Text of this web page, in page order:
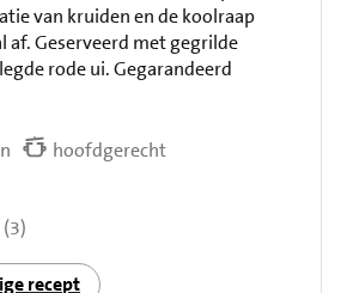
van kruiden en de koolraap
af. Geserveerd met gegrilde
rode ui. Gegarandeerd
hoofdgerecht
(3)
recept